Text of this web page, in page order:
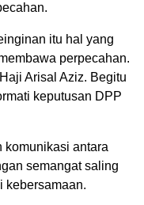
itu hal yang
perpecahan.
Arisal Aziz. Begitu
keputusan DPP
komunikasi antara
semangat saling
kebersamaan.